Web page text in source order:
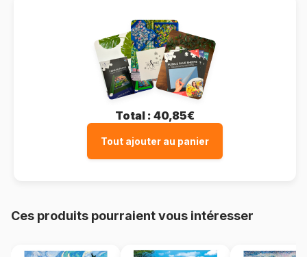
Total : 40,85€
Tout ajouter au panier
Ces produits pourraient vous intéresser